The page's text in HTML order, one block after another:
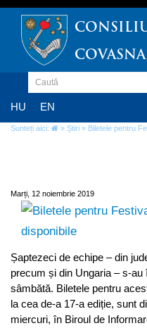
COVASNA
HU EN
Sunteți aici: » Știri » Biletele pentru
Marți, 12 noiembrie 2019
Șaptezeci de echipe – din
precum și din Ungaria – s-
sâmbătă. Biletele pentru
la cea de-a 17-a ediție, sunt
miercuri, în Biroul de